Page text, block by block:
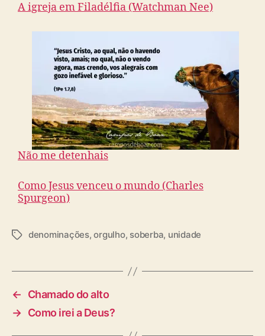
A igreja em Filadélfia (Watchman Nee)
Não me detenhais
Como Jesus venceu o mundo (Charles
Spurgeon)
T
s
denominações,orgulho, soberba, unidade
←
Chamado do alto
→ Como irei a Deus?